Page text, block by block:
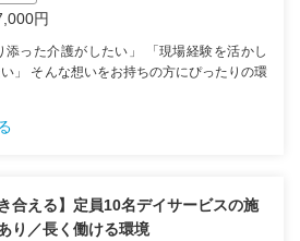
円
添った介護がしたい」 「現場経験を活かし
」 そんな想いをお持ちの方にぴったりの環
合える】定員10名デイサービスの施
り／長く働ける環境